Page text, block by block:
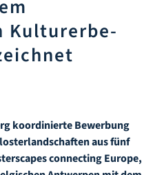
Kulturerbe-
koordinierte Bewerbung
aus fünf
connecting Europe,